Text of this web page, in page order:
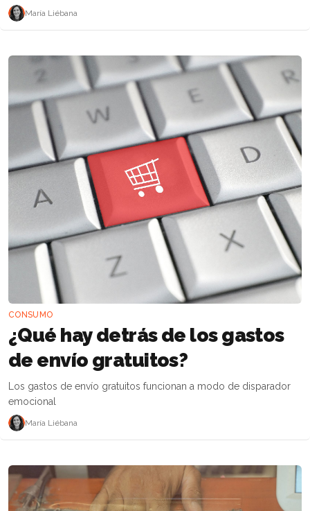
María Liébana
CONSUMO
¿Qué hay detrás de los gastos
de envío gratuitos?
Los gastos de envío gratuitos funcionan a modo de disparador
emocional
María Liébana